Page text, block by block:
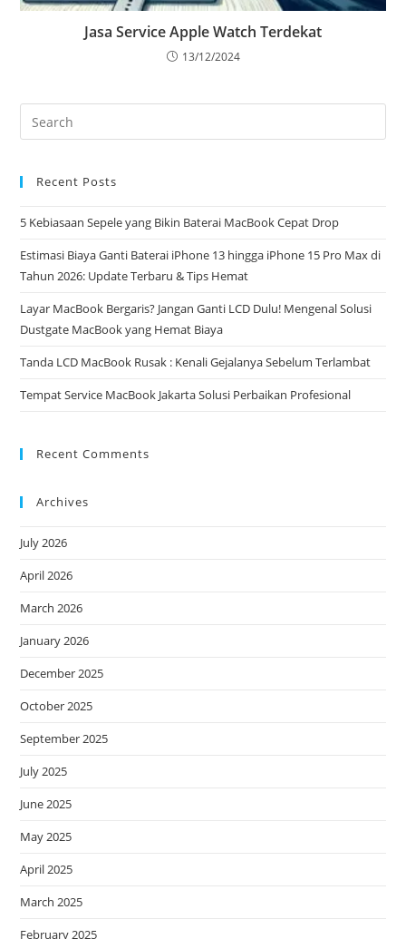
Jasa Service Apple Watch Terdekat
13/12/2024
Recent Posts
5 Kebiasaan Sepele yang Bikin Baterai MacBook Cepat Drop
Estimasi Biaya Ganti Baterai iPhone 13 hingga iPhone 15 Pro Max di
Tahun 2026: Update Terbaru & Tips Hemat
Layar MacBook Bergaris? Jangan Ganti LCD Dulu! Mengenal Solusi
Dustgate MacBook yang Hemat Biaya
Tanda LCD MacBook Rusak : Kenali Gejalanya Sebelum Terlambat
Tempat Service MacBook Jakarta Solusi Perbaikan Profesional
Recent Comments
Archives
July 2026
April 2026
March 2026
January 2026
December 2025
October 2025
September 2025
July 2025
June 2025
May 2025
April 2025
March 2025
February 2025